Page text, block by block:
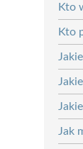
Kto
Kto
Jak